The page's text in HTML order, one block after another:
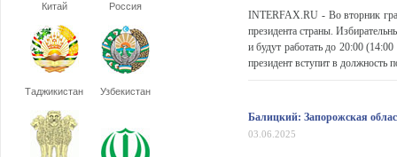
Китай Россия
Таджикистан Узбекистан
INTERFAX.RU - Во вторник
президента страны.
и будут работать до 20:00
президент вступит в должность
Балицкий: Запорожская
03.06.2025